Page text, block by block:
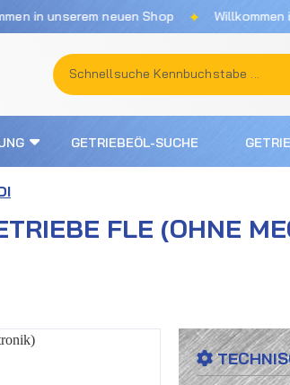
neuen Shop ✦ Willkommen in
GETRIEBEÖL-SUCHE
FLE (OHNE